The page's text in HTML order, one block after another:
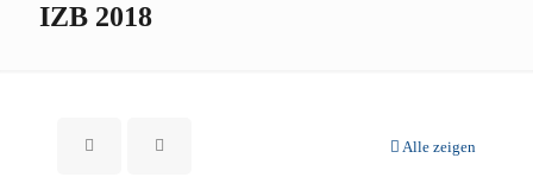
IZB 2018
Alle zeigen